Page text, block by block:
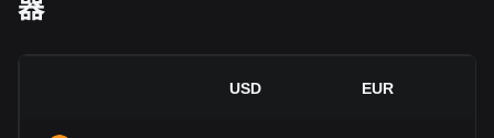
信任，促使投资者寻求比特币等加密资产作为避险工具，进而
推高其价格。
性的提升，都为比特币等加密货币的价值增长提供了强有力的
器
USD EUR